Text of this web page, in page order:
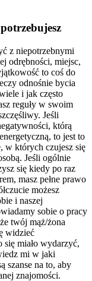
z niepotrzebnymi
odrębności, miejsc,
to coś do
odnośnie bycia
i jak często
reguły w swoim
Jeśli
którą
to jest to
w których czujesz się
Jeśli ogólnie
się kiedy po raz
masz pełne prawo
możesz
i naszej
sobie o pracy
twój mąż/żona
widzieć
miało wydarzyć,
mi w jaki
szanse na to, aby
znajomości.